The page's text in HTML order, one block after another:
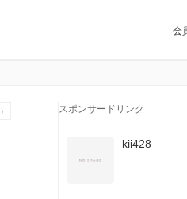
会
スポンサードリンク
kii428